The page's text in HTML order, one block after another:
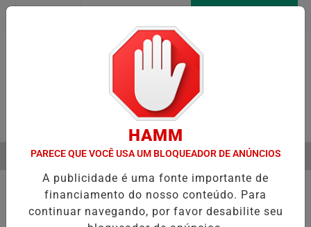
Pesquisar Notícia
FISCAL PARA EQUILIBRAR CONTAS PÚBLICAS
EM ALTA
MENU
HAMM
PARECE QUE VOCÊ USA UM BLOQUEADOR DE ANÚNCIOS
A publicidade é uma fonte importante de
financiamento do nosso conteúdo. Para
continuar navegando, por favor desabilite seu